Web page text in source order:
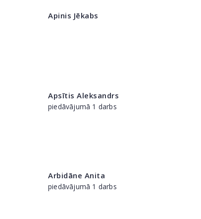
Apinis Jēkabs
Apsītis Aleksandrs
piedāvājumā 1 darbs
Arbidāne Anita
piedāvājumā 1 darbs